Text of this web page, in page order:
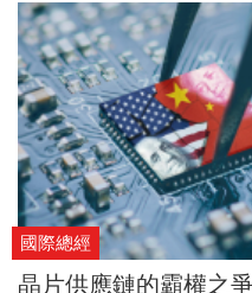
國際總經
晶片供應鏈的霸權之